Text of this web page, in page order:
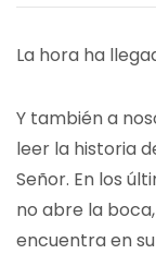
La hora ha
Y también a
leer la historia
Señor. En los
no abre la
encuentra en